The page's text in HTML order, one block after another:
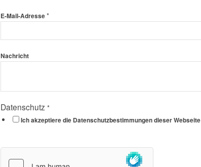
E-Mail-Adresse*
Nachricht
Adresse
Nachricht
Datenschutz *
Ich akzeptiere die Datenschutzbestimmungen dieser Webseite